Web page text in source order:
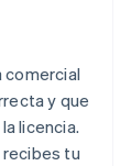
comercial
y que
licencia.
recibes tu